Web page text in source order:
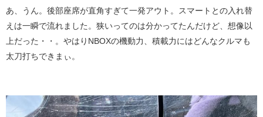
あ、うん。後部座席が直角すぎて一発アウト。スマートとの入れ替
えは一瞬で流れました。狭いってのは分かってたんだけど、想像以
上だった・・。やはりNBOXの機動力、積載力にはどんなクルマも
太刀打ちできまぃ。